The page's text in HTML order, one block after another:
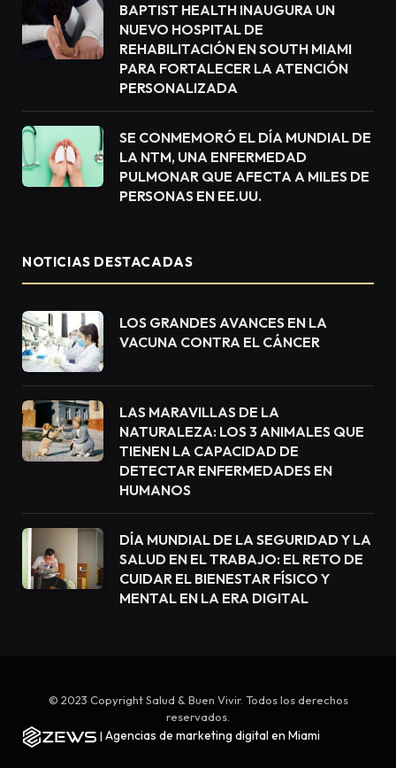
BAPTIST HEALTH INAUGURA UN
NUEVO HOSPITAL DE
REHABILITACIÓN EN SOUTH MIAMI
PARA FORTALECER LA ATENCIÓN
PERSONALIZADA
SE CONMEMORÓ EL DÍA MUNDIAL DE
LA NTM, UNA ENFERMEDAD
PULMONAR QUE AFECTA A MILES DE
PERSONAS EN EE.UU.
NOTICIAS DESTACADAS
LOS GRANDES AVANCES EN LA
VACUNA CONTRA EL CÁNCER
LAS MARAVILLAS DE LA
NATURALEZA: LOS 3 ANIMALES QUE
TIENEN LA CAPACIDAD DE
DETECTAR ENFERMEDADES EN
HUMANOS
DÍA MUNDIAL DE LA SEGURIDAD Y LA
SALUD EN EL TRABAJO: EL RETO DE
CUIDAR EL BIENESTAR FÍSICO Y
MENTAL EN LA ERA DIGITAL
© 2023 Copyright Salud & Buen Vivir. Todos los derechos
reservados.
| Agencias de marketing digital en Miami